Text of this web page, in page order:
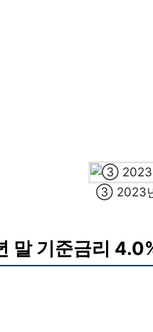
③ 2023
기준금리